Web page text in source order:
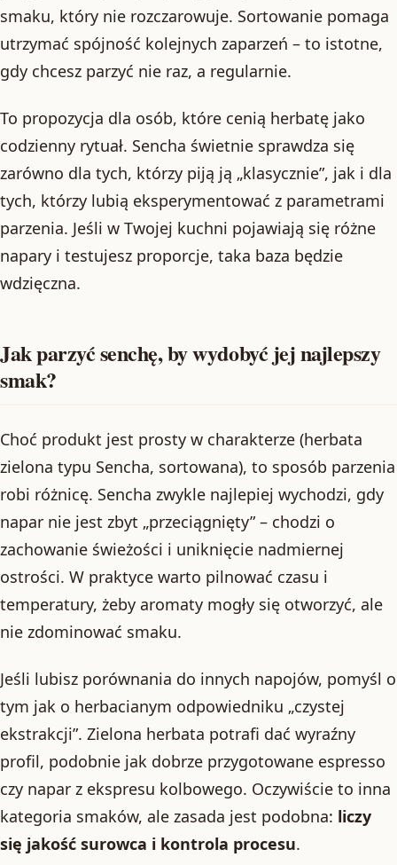
smaku, który nie rozczarowuje. Sortowanie pomaga
utrzymać spójność kolejnych zaparzeń – to istotne,
gdy chcesz parzyć nie raz, a regularnie.
To propozycja dla osób, które cenią herbatę jako
codzienny rytuał. Sencha świetnie sprawdza się
zarówno dla tych, którzy piją ją „klasycznie”, jak i dla
tych, którzy lubią eksperymentować z parametrami
parzenia. Jeśli w Twojej kuchni pojawiają się różne
napary i testujesz proporcje, taka baza będzie
wdzięczna.
Jak parzyć senchę, by wydobyć jej najlepszy
smak?
Choć produkt jest prosty w charakterze (herbata
zielona typu Sencha, sortowana), to sposób parzenia
robi różnicę. Sencha zwykle najlepiej wychodzi, gdy
napar nie jest zbyt „przeciągnięty” – chodzi o
zachowanie świeżości i uniknięcie nadmiernej
ostrości. W praktyce warto pilnować czasu i
temperatury, żeby aromaty mogły się otworzyć, ale
nie zdominować smaku.
Jeśli lubisz porównania do innych napojów, pomyśl o
tym jak o herbacianym odpowiedniku „czystej
ekstrakcji”. Zielona herbata potrafi dać wyraźny
profil, podobnie jak dobrze przygotowane espresso
czy napar z ekspresu kolbowego. Oczywiście to inna
kategoria smaków, ale zasada jest podobna: liczy
się jakość surowca i kontrola procesu.